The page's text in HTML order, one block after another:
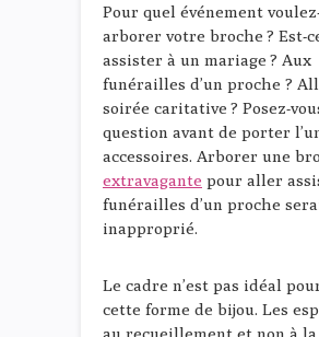
Pour quel événement
arborer votre broche ? Est-
assister à un mariage ? Aux
funérailles d’un proche ?
soirée caritative ? Posez-
question avant de porter
accessoires. Arborer une
extravagante pour aller
funérailles d’un proche
inapproprié.
Le cadre n’est pas idéal
cette forme de bijou. Les
au recueillement et non à la